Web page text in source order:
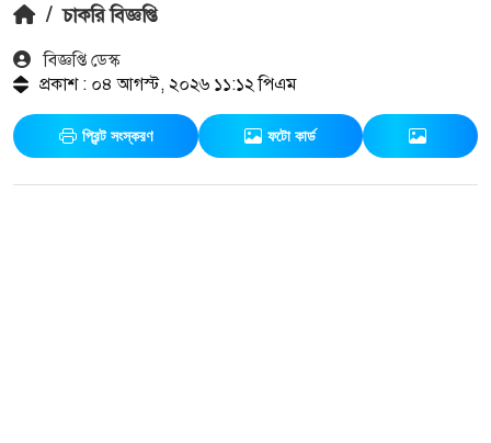
/ চাকরি বিজ্ঞপ্তি
বিজ্ঞপ্তি ডেস্ক
প্রকাশ : ০৪ আগস্ট, ২০২৬ ১১:১২ পিএম
প্রিন্ট সংস্করণ ফটো কার্ড